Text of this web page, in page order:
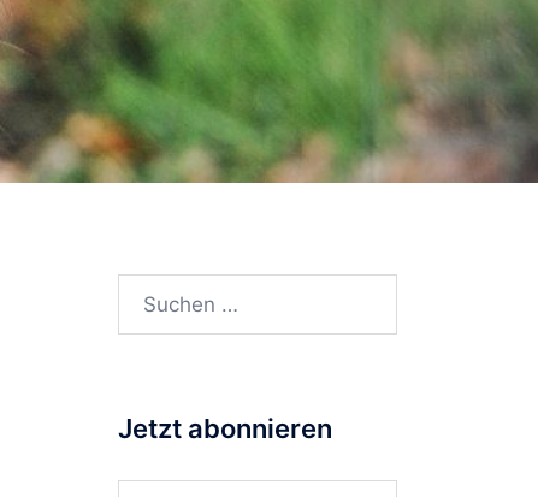
Suchen
Jetzt abonnieren
Gib deine E-Mail-Adresse ein ...